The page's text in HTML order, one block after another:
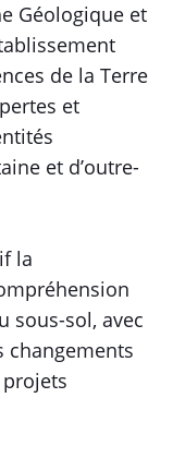
Géologique et
de la Terre
et
et d’outre-
la
sous-sol, avec
changements